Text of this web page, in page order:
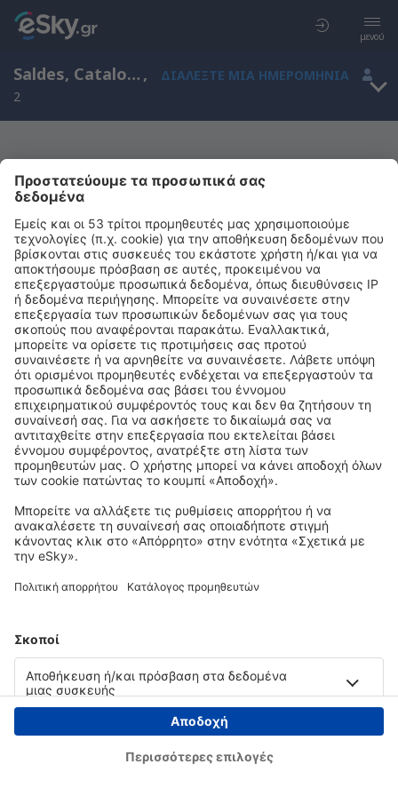
μενού
Saldes, Catalonia, Ισπανία ,
ΔΙΑΛΈΞΤΕ ΜΙΑ ΗΜΕΡΟΜΗΝΊΑ
2
Μας συγχωρείτε, δεν υπάρχουν
αποτελέσματα για την αναζήτησή σας
Προσπαθήστε να κάνετε αναζήτηση με διαφορετικά κριτήρια
Copyright © eSky.gr. Με την επιφύλαξη παντός νομίμου δικαιώματος.